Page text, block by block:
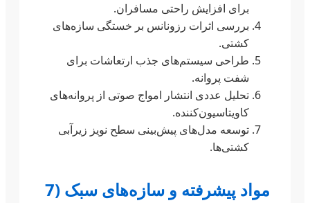
برای افزایش راحتی مسافران.
بررسی اثرات رزونانس بر خستگی سازه‌های
کشتی.
طراحی سیستم‌های جذب ارتعاشات برای
شفت پروانه.
تحلیل عددی انتشار امواج صوتی از پروانه‌های
کاویتاسیون‌کننده.
توسعه مدل‌های پیش‌بینی سطح نویز زیرآبی
کشتی‌ها.
مواد پیشرفته و سازه‌های سبک (7